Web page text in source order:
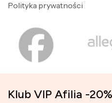
Polityka prywatności
Klub VIP Afilia -